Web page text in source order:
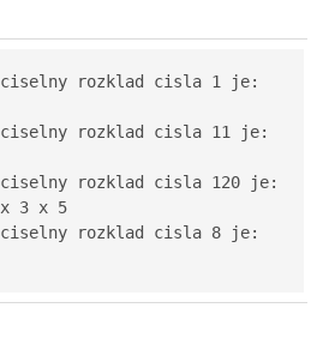
rozklad cisla 1 je:
rozklad cisla 11 je:
rozklad cisla 120 je:
3 x 5
rozklad cisla 8 je: